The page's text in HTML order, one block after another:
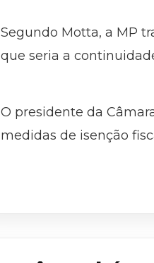
Segundo Motta, a MP
que seria a
O presidente da
medidas de isenção